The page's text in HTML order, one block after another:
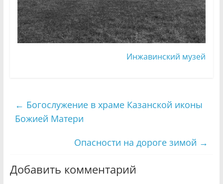
Инжавинский музей
← Богослужение в храме Казанской иконы
Божией Матери
Опасности на дороге зимой →
Добавить комментарий